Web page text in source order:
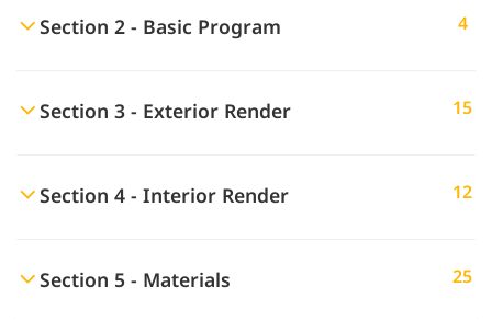
Section 2 - Basic Program 4
Section 3 - Exterior Render 15
Section 4 - Interior Render 12
Section 5 - Materials 25